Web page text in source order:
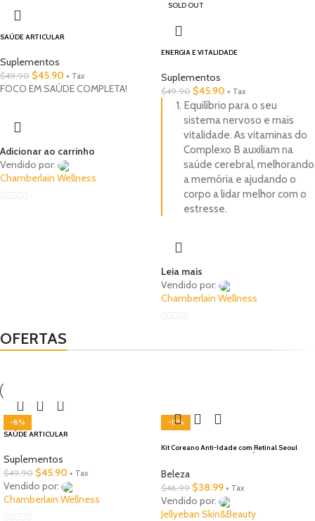
​SAÚDE ARTICULAR
Suplementos
$49.90 $45.90 + Tax
FOCO EM SAÚDE COMPLETA!
Adicionar ao carrinho
Vendido por:
Chamberlain Wellness
SOLD OUT
ENERGIA E VITALIDADE
Suplementos
$49.90 $45.90 + Tax
​Equilíbrio para o seu
sistema nervoso e mais
vitalidade. As vitaminas do
Complexo B auxiliam na
saúde cerebral, melhorando
a memória e ajudando o
corpo a lidar melhor com o
estresse.
Leia mais
Vendido por:
Chamberlain Wellness
OFERTAS
-8%
​SAÚDE ARTICULAR
Suplementos
$49.90 $45.90 + Tax
Vendido por:
Chamberlain Wellness
-17%
Kit Coreano Anti-Idade com Retinal Seoul
1988 – Tratamento Facial e Área dos Olhos
Beleza
$46.99 $38.99 + Tax
Vendido por:
Jellyeban Skin&Beauty